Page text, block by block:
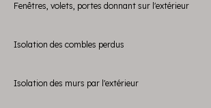
Fenêtres, volets, portes donnant sur l'extérieur
Isolation des combles perdus
Isolation des murs par l'extérieur